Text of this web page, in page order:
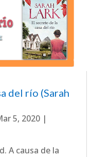
del río (Sarah
5, 2020|
A causa de la